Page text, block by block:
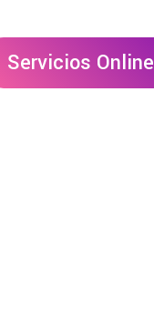
Servicios Online